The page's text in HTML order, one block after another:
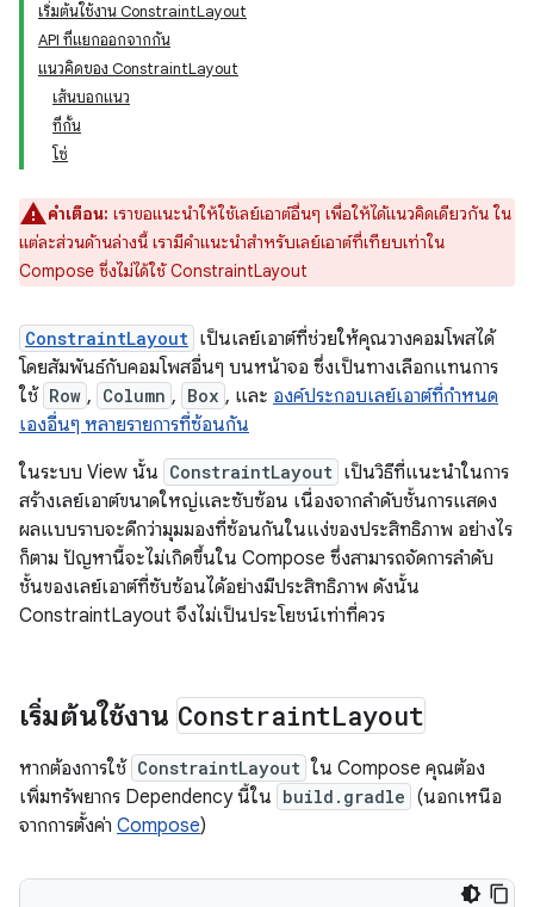
เริ่มต้นใช้งาน ConstraintLayout
API ที่แยกออกจากกัน
แนวคิดของ ConstraintLayout
เส้นบอกแนว
ที่กั้น
โซ่
คำเตือน: เราขอแนะนำให้ใช้เลย์เอาต์อื่นๆ เพื่อให้ได้แนวคิดเดียวกัน ใน
แต่ละส่วนด้านล่างนี้ เรามีคำแนะนำสำหรับเลย์เอาต์ที่เทียบเท่าใน
Compose ซึ่งไม่ได้ใช้ ConstraintLayout
ConstraintLayout เป็นเลย์เอาต์ที่ช่วยให้คุณวางคอมโพสได้
โดยสัมพันธ์กับคอมโพสอื่นๆ บนหน้าจอ ซึ่งเป็นทางเลือกแทนการ
ใช้ Row , Column , Box , และ องค์ประกอบเลย์เอาต์ที่กำหนด
เองอื่นๆ หลายรายการที่ซ้อนกัน
ในระบบ View นั้น ConstraintLayout เป็นวิธีที่แนะนำในการ
สร้างเลย์เอาต์ขนาดใหญ่และซับซ้อน เนื่องจากลำดับชั้นการแสดง
ผลแบบราบจะดีกว่ามุมมองที่ซ้อนกันในแง่ของประสิทธิภาพ อย่างไร
ก็ตาม ปัญหานี้จะไม่เกิดขึ้นใน Compose ซึ่งสามารถจัดการลำดับ
ชั้นของเลย์เอาต์ที่ซับซ้อนได้อย่างมีประสิทธิภาพ ดังนั้น
ConstraintLayout จึงไม่เป็นประโยชน์เท่าที่ควร
เริ่มต้นใช้งาน ConstraintLayout
หากต้องการใช้ ConstraintLayout ใน Compose คุณต้อง
เพิ่มทรัพยากร Dependency นี้ใน build.gradle (นอกเหนือ
จากการตั้งค่า Compose)